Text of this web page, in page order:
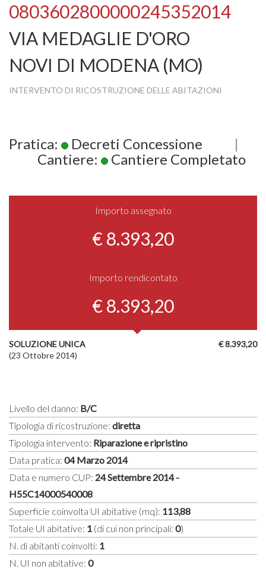
0803602800000245352014
VIA MEDAGLIE D'ORO
NOVI DI MODENA (MO)
INTERVENTO DI RICOSTRUZIONE DELLE ABITAZIONI
Pratica: Decreti Concessione
|
Cantiere:
Cantiere Completato
Importo assegnato
€ 8.393,20
Importo rendicontato
€ 8.393,20
€ 8.393,20
SOLUZIONE UNICA
(23 Ottobre 2014)
Livello del danno: B/C
Tipologia di ricostruzione: diretta
Tipologia intervento: Riparazione e ripristino
Data pratica: 04 Marzo 2014
Data e numero CUP: 24 Settembre 2014 -
H55C14000540008
Superficie coinvolta UI abitative (mq): 113,88
Totale UI abitative: 1 (di cui non principali: 0)
N. di abitanti coinvolti: 1
N. UI non abitative: 0